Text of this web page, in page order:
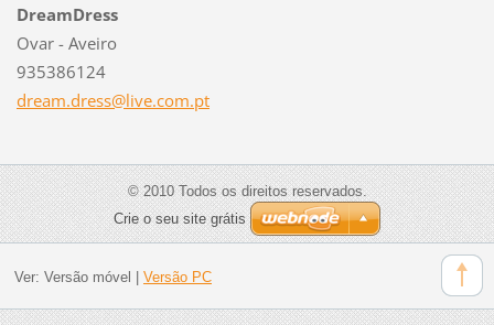
DreamDress
Ovar - Aveiro
935386124
dream.dress@live.com.pt
© 2010 Todos os direitos reservados.
Crie o seu site grátis
Ver: Versão móvel | Versão PC